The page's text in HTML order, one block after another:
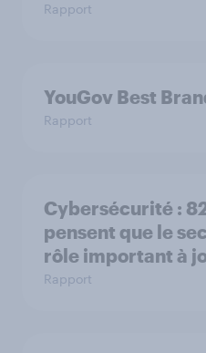
Rapport
YouGov Best
Rapport
Cybersécurité :
pensent que le
rôle important à
Rapport